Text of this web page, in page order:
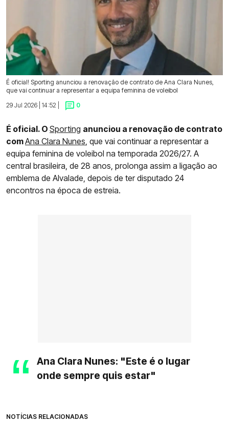
É oficial! Sporting anunciou a renovação de contrato de Ana Clara Nunes,
que vai continuar a representar a equipa feminina de voleibol
29 Jul 2026 | 14:52 |
0
É oficial. O Sporting anunciou a renovação de contrato
comAna Clara Nunes , que vai continuar a representar a
equipa feminina de voleibol na temporada 2026/27. A
central brasileira, de 28 anos, prolonga assim a ligação ao
emblema de Alvalade, depois de ter disputado 24
encontros na época de estreia.
Ana Clara Nunes: "Este é o lugar
onde sempre quis estar"
NOTÍCIAS RELACIONADAS